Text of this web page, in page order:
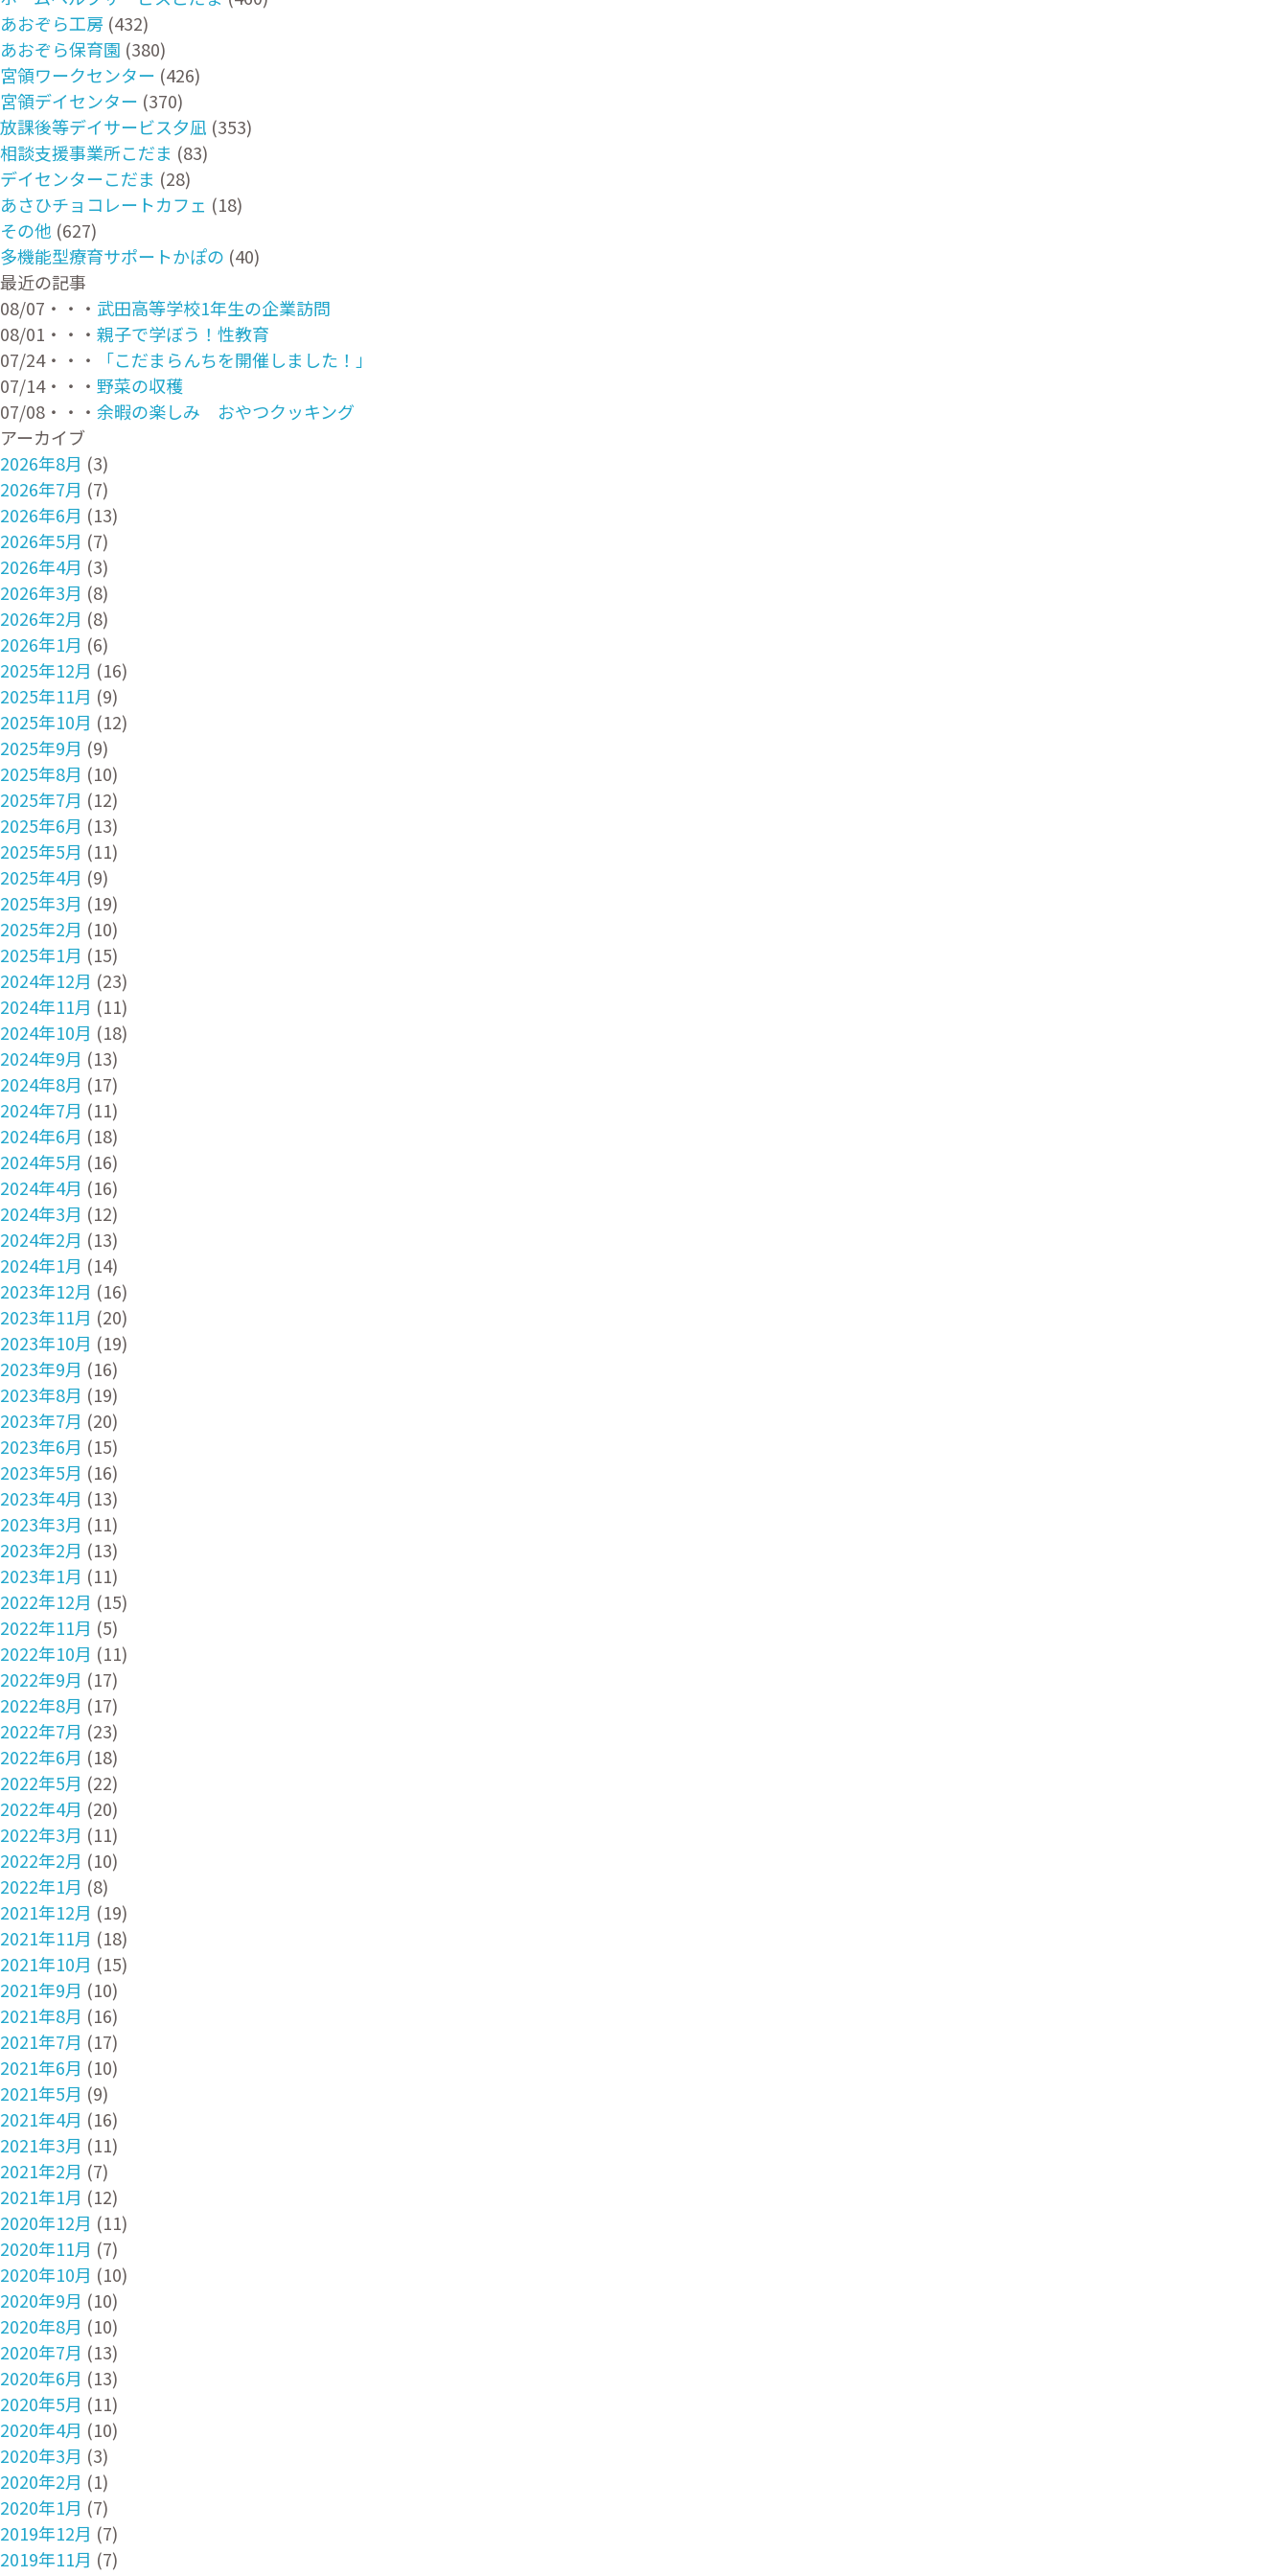
あおぞら工房 (432)
あおぞら保育園 (380)
宮領ワークセンター (426)
宮領デイセンター (370)
放課後等デイサービス夕凪 (353)
相談支援事業所こだま (83)
デイセンターこだま (28)
あさひチョコレートカフェ (18)
その他 (627)
多機能型療育サポートかぽの (40)
最近の記事
08/07・・・ 武田高等学校1年生の企業訪問
08/01・・・ 親子で学ぼう！性教育
07/24・・・
「こだまらんちを開催しました！」
07/14・・・ 野菜の収穫
07/08・・・ 余暇の楽しみ おやつクッキング
アーカイブ
2026年8月 (3)
2026年7月 (7)
2026年6月 (13)
2026年5月 (7)
2026年4月 (3)
2026年3月 (8)
2026年2月 (8)
2026年1月 (6)
2025年12月 (16)
2025年11月 (9)
2025年10月 (12)
2025年9月 (9)
2025年8月 (10)
2025年7月 (12)
2025年6月 (13)
2025年5月 (11)
2025年4月 (9)
2025年3月 (19)
2025年2月 (10)
2025年1月 (15)
2024年12月 (23)
2024年11月 (11)
2024年10月 (18)
2024年9月 (13)
2024年8月 (17)
2024年7月 (11)
2024年6月 (18)
2024年5月 (16)
2024年4月 (16)
2024年3月 (12)
2024年2月 (13)
2024年1月 (14)
2023年12月 (16)
2023年11月 (20)
2023年10月 (19)
2023年9月 (16)
2023年8月 (19)
2023年7月 (20)
2023年6月 (15)
2023年5月 (16)
2023年4月 (13)
2023年3月 (11)
2023年2月 (13)
2023年1月 (11)
2022年12月 (15)
2022年11月 (5)
2022年10月 (11)
2022年9月 (17)
2022年8月 (17)
2022年7月 (23)
2022年6月 (18)
2022年5月 (22)
2022年4月 (20)
2022年3月 (11)
2022年2月 (10)
2022年1月 (8)
2021年12月 (19)
2021年11月 (18)
2021年10月 (15)
2021年9月 (10)
2021年8月 (16)
2021年7月 (17)
2021年6月 (10)
2021年5月 (9)
2021年4月 (16)
2021年3月 (11)
2021年2月 (7)
2021年1月 (12)
2020年12月 (11)
2020年11月 (7)
2020年10月 (10)
2020年9月 (10)
2020年8月 (10)
2020年7月 (13)
2020年6月 (13)
2020年5月 (11)
2020年4月 (10)
2020年3月 (3)
2020年2月 (1)
2020年1月 (7)
2019年12月 (7)
2019年11月 (7)